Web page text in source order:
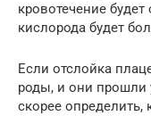
кровотечение
кислорода будет
Если отслойка
роды, и они прошли
скорее